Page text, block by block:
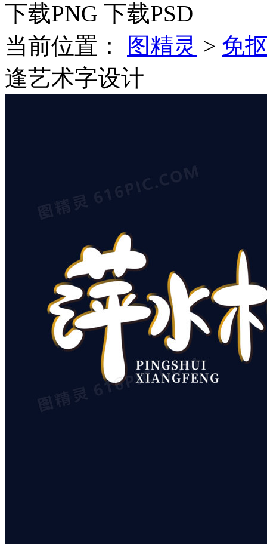
下载PNG 下载PSD
当前位置：
图精灵 > 免
逢艺术字设计